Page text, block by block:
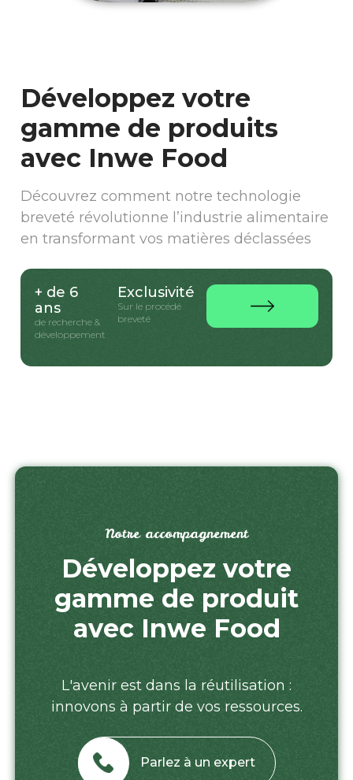
Développez votre
gamme de produits
avec Inwe Food
Découvrez comment notre technologie
breveté révolutionne l’industrie alimentaire
en transformant vos matières déclassées
+ de 6
ans
de recherche &
développement
Exclusivité
Sur le procédé
breveté
Notre accompagnement
Développez votre
gamme de produit
avec Inwe Food
L'avenir est dans la réutilisation :
innovons à partir de vos ressources.
Parlez à un expert